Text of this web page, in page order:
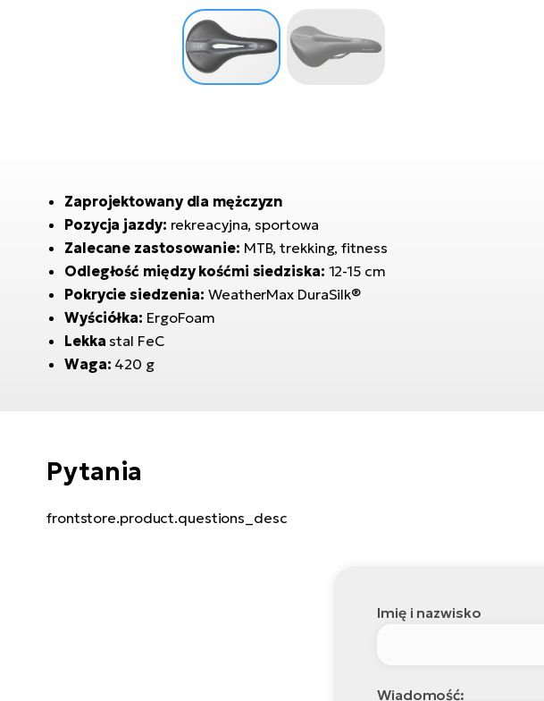
Zaprojektowany dla mężczyzn
Pozycja jazdy: rekreacyjna, sportowa
Zalecane zastosowanie: MTB, trekking, fitness
Odległość między kośćmi siedziska: 12-15 cm
Pokrycie siedzenia: WeatherMax DuraSilk®
Wyściółka: ErgoFoam
Lekka stal FeC
Waga: 420 g
Pytania
frontstore.product.questions_desc
Imię i nazwisko
Wiadomość: